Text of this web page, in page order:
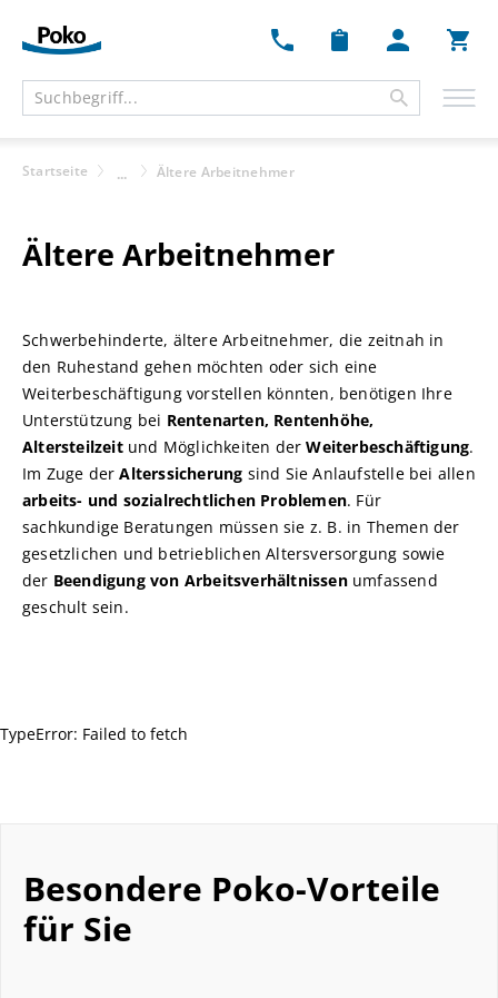
Startseite ... Ältere Arbeitnehmer
Ältere Arbeitnehmer
Schwerbehinderte, ältere Arbeitnehmer, die zeitnah in
den Ruhestand gehen möchten oder sich eine
Weiterbeschäftigung vorstellen könnten, benötigen Ihre
Unterstützung bei Rentenarten, Rentenhöhe,
Altersteilzeitund Möglichkeiten derWeiterbeschäftigung.
Im Zuge derAlterssicherung sind Sie Anlaufstelle bei allen
arbeits- und sozialrechtlichen Problemen. Für
sachkundige Beratungen müssen sie z. B. in Themen der
gesetzlichen und betrieblichen Altersversorgung sowie
der Beendigung von Arbeitsverhältnissenumfassend
geschult sein.
TypeError: Failed to fetch
Besondere Poko-Vorteile
für Sie